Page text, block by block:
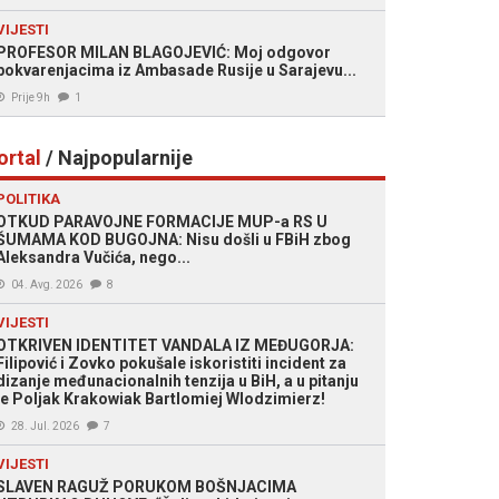
MILAN BLAGOJEVIĆ: Moj odgovor
iz Ambasade Rusije u Sarajevu...
Prije 9h 1
/ Najpopularnije
PARAVOJNE FORMACIJE MUP-a RS U
KOD BUGOJNA: Nisu došli u FBiH zbog
Vučića, nego...
04. Avg. 2026 8
IDENTITET VANDALA IZ MEĐUGORJA:
i Zovko pokušale iskoristiti incident za
međunacionalnih tenzija u BiH, a u pitanju
Poljak Krakowiak Bartlomiej Wlodzimierz!
28. Jul. 2026 7
RAGUŽ PORUKOM BOŠNJACIMA